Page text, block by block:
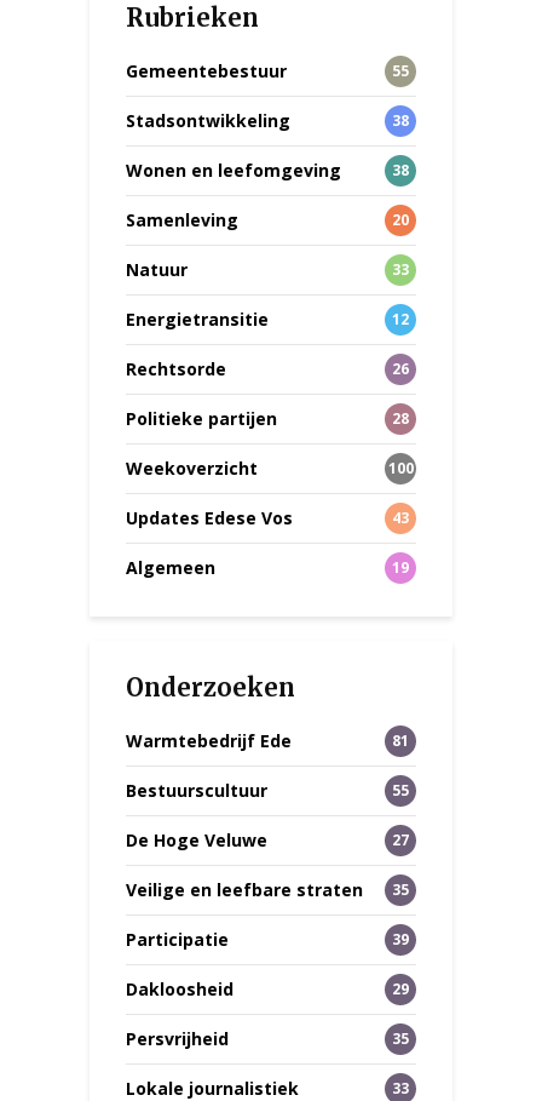
Rubrieken
Gemeentebestuur 55
Stadsontwikkeling 38
Wonen en leefomgeving 38
Samenleving 20
Natuur 33
Energietransitie 12
Rechtsorde 26
Politieke partijen 28
Weekoverzicht 100
Updates Edese Vos 43
Algemeen 19
Onderzoeken
Warmtebedrijf Ede 81
Bestuurscultuur 55
De Hoge Veluwe 27
Veilige en leefbare straten 35
Participatie 39
Dakloosheid 29
Persvrijheid 35
Lokale journalistiek 33